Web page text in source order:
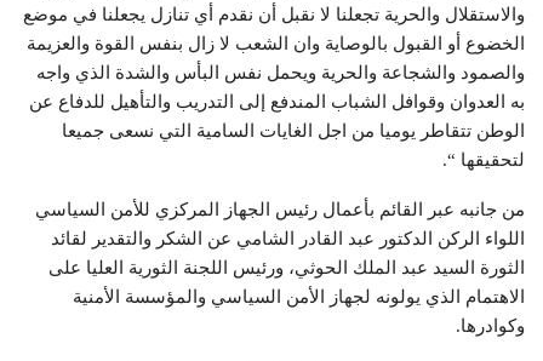
والاستقلال والحرية تجعلنا لا نقبل أن نقدم أي تنازل يجعلنا في موضع
الخضوع أو القبول بالوصاية وان الشعب لا زال بنفس القوة والعزيمة
والصمود والشجاعة والحرية ويحمل نفس البأس والشدة الذي واجه
به العدوان وقوافل الشباب المندفع إلى التدريب والتأهيل للدفاع عن
الوطن تتقاطر يوميا من اجل الغايات السامية التي نسعى جميعا
لتحقيقها “.
من جانبه عبر القائم بأعمال رئيس الجهاز المركزي للأمن السياسي
اللواء الركن الدكتور عبد القادر الشامي عن الشكر والتقدير لقائد
الثورة السيد عبد الملك الحوثي، ورئيس اللجنة الثورية العليا على
الاهتمام الذي يولونه لجهاز الأمن السياسي والمؤسسة الأمنية
وكوادرها.